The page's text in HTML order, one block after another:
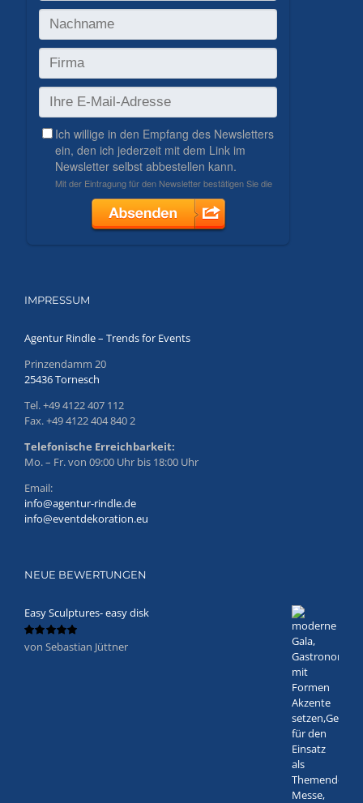
IMPRESSUM
Agentur Rindle – Trends for Events
Prinzendamm 20
25436 Tornesch
Tel. +49 4122 407 112
Fax. +49 4122 404 840 2
Telefonische Erreichbarkeit:
Mo. – Fr. von 09:00 Uhr bis 18:00 Uhr
Email:
info@agentur-rindle.de
info@eventdekoration.eu
NEUE BEWERTUNGEN
Easy Sculptures- easy disk
Bewertet
von Sebastian Jüttner